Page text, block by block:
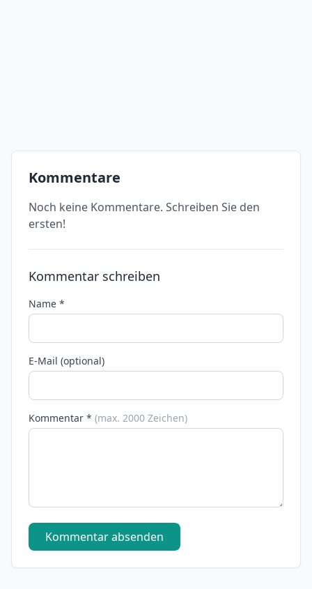
Kommentare
Noch keine Kommentare. Schreiben Sie den
ersten!
Kommentar schreiben
Name *
E-Mail (optional)
Kommentar * (max. 2000 Zeichen)
Kommentar absenden